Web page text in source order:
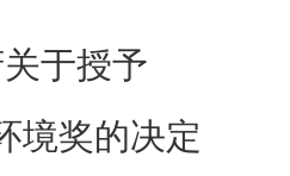
于授予
境奖的决定